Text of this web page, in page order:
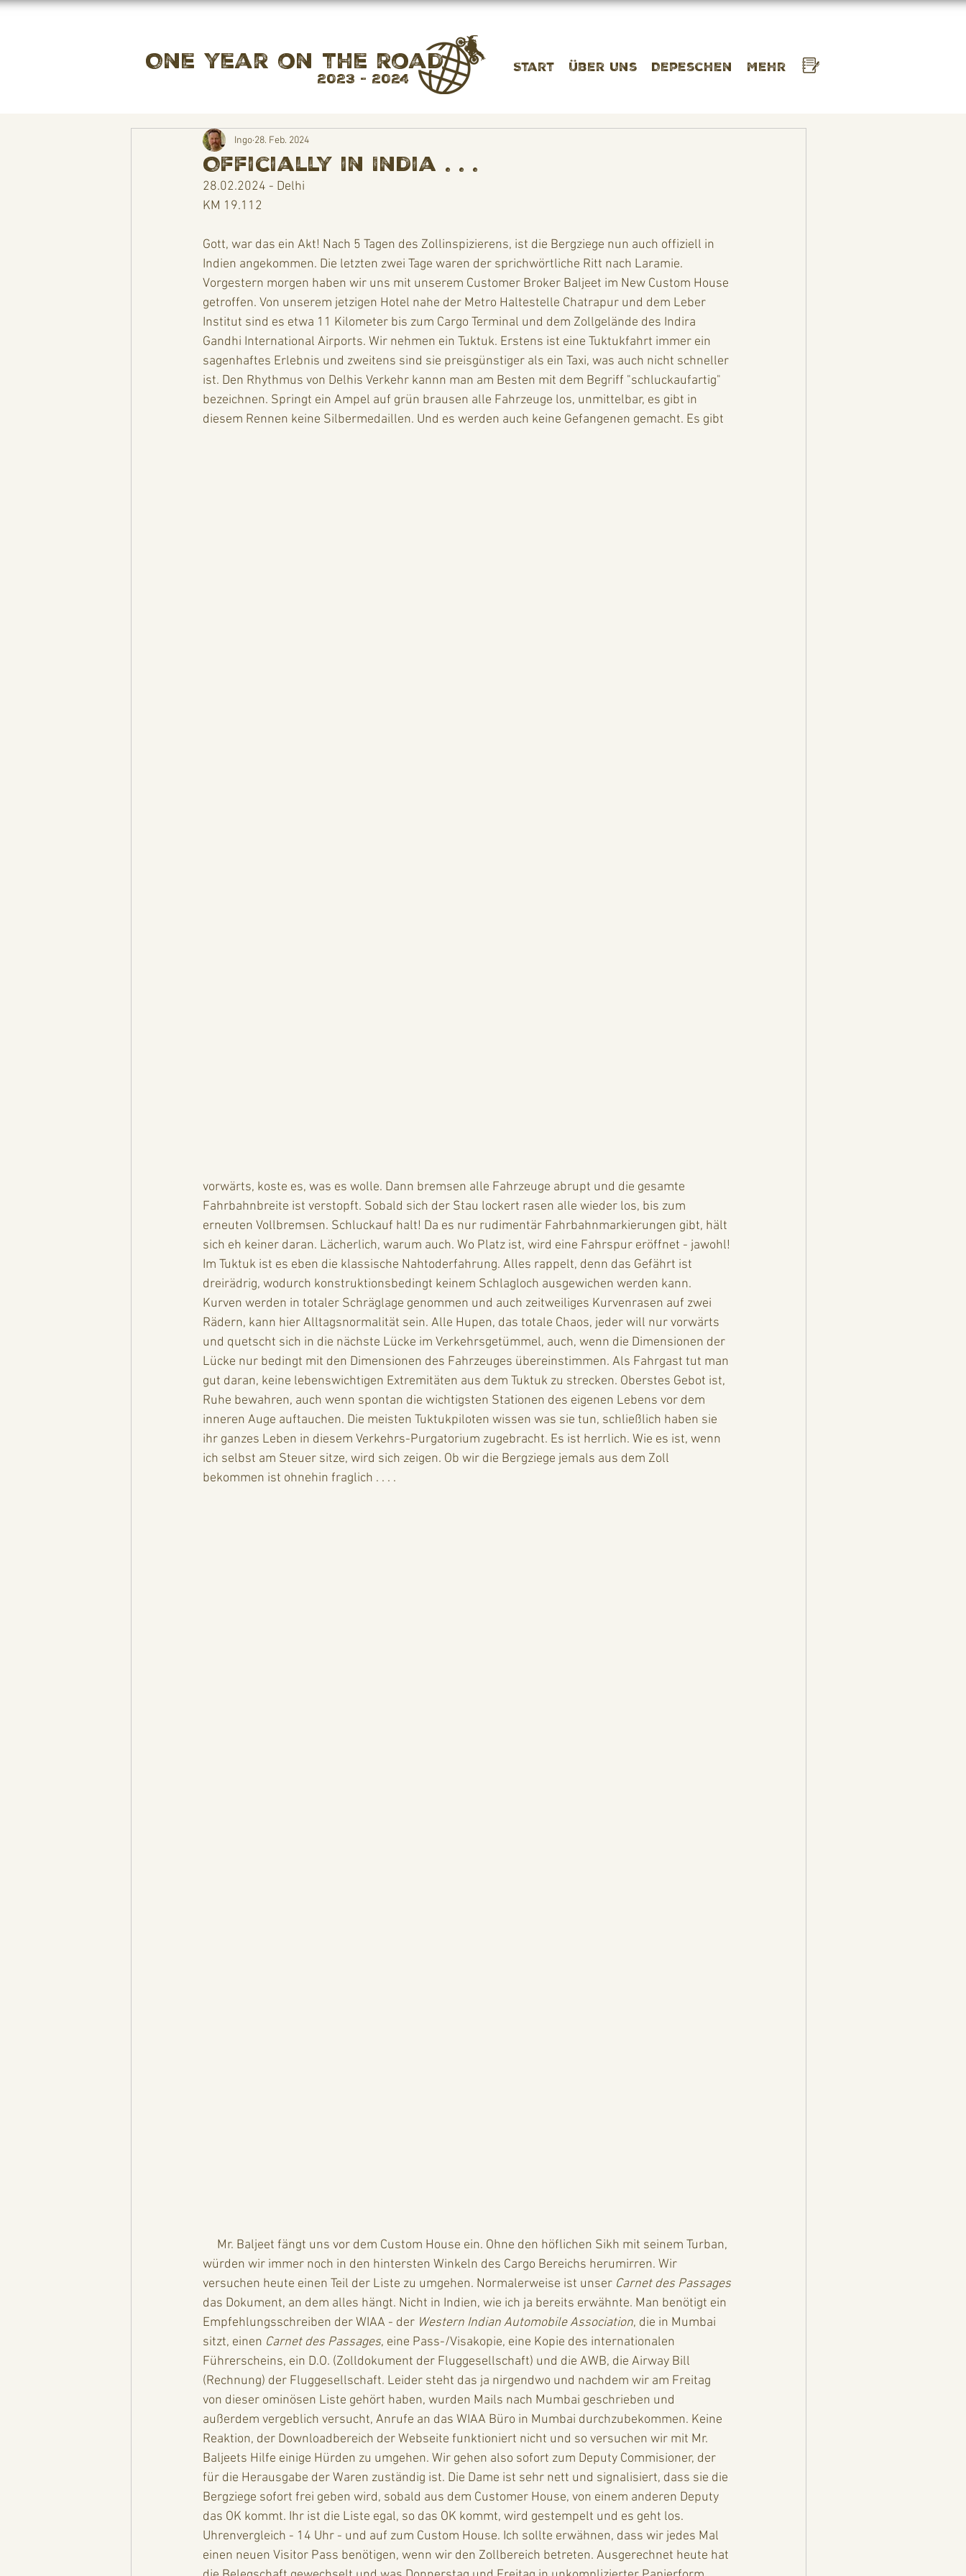
Start Über uns Depeschen Mehr
One year on the road
2023 - 2024
Officially in India . . .
Ingo 28. Feb. 2024
28.02.2024 - Delhi
KM 19.112
Gott, war das ein Akt! Nach 5 Tagen des Zollinspizierens, ist die Bergziege nun auch offiziell in
Indien angekommen. Die letzten zwei Tage waren der sprichwörtliche Ritt nach Laramie.
Vorgestern morgen haben wir uns mit unserem Customer Broker Baljeet im New Custom House
getroffen. Von unserem jetzigen Hotel nahe der Metro Haltestelle Chatrapur und dem Leber
Institut sind es etwa 11 Kilometer bis zum Cargo Terminal und dem Zollgelände des Indira
Gandhi International Airports. Wir nehmen ein Tuktuk. Erstens ist eine Tuktukfahrt immer ein
sagenhaftes Erlebnis und zweitens sind sie preisgünstiger als ein Taxi, was auch nicht schneller
ist. Den Rhythmus von Delhis Verkehr kannn man am Besten mit dem Begriff "schluckaufartig"
bezeichnen. Springt ein Ampel auf grün brausen alle Fahrzeuge los, unmittelbar, es gibt in
diesem Rennen keine Silbermedaillen. Und es werden auch keine Gefangenen gemacht. Es gibt
vorwärts, koste es, was es wolle. Dann bremsen alle Fahrzeuge abrupt und die gesamte
Fahrbahnbreite ist verstopft. Sobald sich der Stau lockert rasen alle wieder los, bis zum
erneuten Vollbremsen. Schluckauf halt! Da es nur rudimentär Fahrbahnmarkierungen gibt, hält
sich eh keiner daran. Lächerlich, warum auch. Wo Platz ist, wird eine Fahrspur eröffnet - jawohl!
Im Tuktuk ist es eben die klassische Nahtoderfahrung. Alles rappelt, denn das Gefährt ist
dreirädrig, wodurch konstruktionsbedingt keinem Schlagloch ausgewichen werden kann.
Kurven werden in totaler Schräglage genommen und auch zeitweiliges Kurvenrasen auf zwei
Rädern, kann hier Alltagsnormalität sein. Alle Hupen, das totale Chaos, jeder will nur vorwärts
und quetscht sich in die nächste Lücke im Verkehrsgetümmel, auch, wenn die Dimensionen der
Lücke nur bedingt mit den Dimensionen des Fahrzeuges übereinstimmen. Als Fahrgast tut man
gut daran, keine lebenswichtigen Extremitäten aus dem Tuktuk zu strecken. Oberstes Gebot ist,
Ruhe bewahren, auch wenn spontan die wichtigsten Stationen des eigenen Lebens vor dem
inneren Auge auftauchen. Die meisten Tuktukpiloten wissen was sie tun, schließlich haben sie
ihr ganzes Leben in diesem Verkehrs-Purgatorium zugebracht. Es ist herrlich. Wie es ist, wenn
ich selbst am Steuer sitze, wird sich zeigen. Ob wir die Bergziege jemals aus dem Zoll
bekommen ist ohnehin fraglich . . . .
würden wir immer noch in den hintersten Winkeln des Cargo Bereichs herumirren. Wir
versuchen heute einen Teil der Liste zu umgehen. Normalerweise ist unser Carnet des Passages
das Dokument, an dem alles hängt. Nicht in Indien, wie ich ja bereits erwähnte. Man benötigt ein
Empfehlungsschreiben der WIAA - der Western Indian Automobile Association, die in Mumbai
sitzt, einen Carnet des Passages, eine Pass-/Visakopie, eine Kopie des internationalen
Führerscheins, ein D.O. (Zolldokument der Fluggesellschaft) und die AWB, die Airway Bill
(Rechnung) der Fluggesellschaft. Leider steht das ja nirgendwo und nachdem wir am Freitag
von dieser ominösen Liste gehört haben, wurden Mails nach Mumbai geschrieben und
außerdem vergeblich versucht, Anrufe an das WIAA Büro in Mumbai durchzubekommen. Keine
Reaktion, der Downloadbereich der Webseite funktioniert nicht und so versuchen wir mit Mr.
Baljeets Hilfe einige Hürden zu umgehen. Wir gehen also sofort zum Deputy Commisioner, der
für die Herausgabe der Waren zuständig ist. Die Dame ist sehr nett und signalisiert, dass sie die
Bergziege sofort frei geben wird, sobald aus dem Customer House, von einem anderen Deputy
das OK kommt. Ihr ist die Liste egal, so das OK kommt, wird gestempelt und es geht los.
Uhrenvergleich - 14 Uhr - und auf zum Custom House. Ich sollte erwähnen, dass wir jedes Mal
einen neuen Visitor Pass benötigen, wenn wir den Zollbereich betreten. Ausgerechnet heute hat